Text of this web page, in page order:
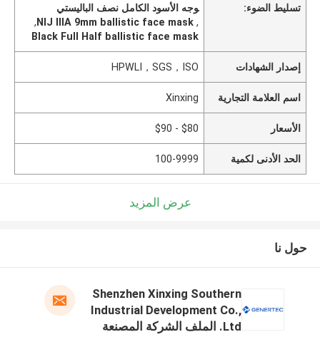
تسليط الضوء:
وجه الأسود الكامل نصف الباليستي
,
NIJ IIIA 9mm ballistic face mask
,
Black Full Half ballistic face mask
إصدار الشهادات HPWLI，SGS，ISO
اسم العلامة التجارية Xinxing
الأسعار $80 - $90
الحد الأدنى لكمية 100-9999
عرض المزيد
حول نا
Shenzhen Xinxing Southern
Industrial Development Co.,
Ltd. الملف الشركة المصنعة